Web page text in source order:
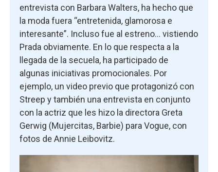
entrevista con Barbara Walters, ha hecho que
la moda fuera “entretenida, glamorosa e
interesante”. Incluso fue al estreno... vistiendo
Prada obviamente. En lo que respecta a la
llegada de la secuela, ha participado de
algunas iniciativas promocionales. Por
ejemplo, un video previo que protagonizó con
Streep y también una entrevista en conjunto
con la actriz que les hizo la directora Greta
Gerwig (Mujercitas, Barbie) para Vogue, con
fotos de Annie Leibovitz.